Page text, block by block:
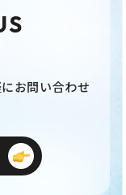
お問い合わせ